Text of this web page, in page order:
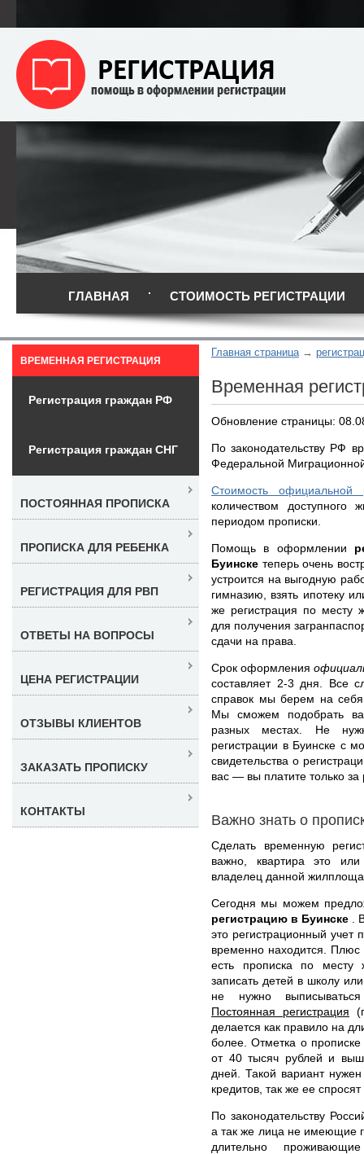
ГЛАВНАЯ СТОИМОСТЬ РЕГИСТРАЦИИ
Главная страница
Временная
Обновление страницы:
По законодательству РФ
Федеральной
Стоимость официальной
количеством
периодом прописки.
Помощь в оформлении
Буинске теперь очень
устроится на выгодную
гимназию, взять ипотеку
же регистрация по месту
для получения
сдачи на права.
Срок оформления
составляет 2-3 дня. Все
справок мы берем на
Мы сможем подобрать
разных местах. Не
регистрации в Буинске с
свидетельства о
вас — вы платите только за
Важно знать о
Сделать временную
важно, квартира это
владелец данной
Сегодня мы можем
регистрацию в Буинске
.
это регистрационный учет
временно находится. Плюс
есть прописка по
записать детей в школу
не нужно
Постоянная регистрация
делается как правило на
более. Отметка о прописке
от 40 тысяч рублей и
дней. Такой вариант
кредитов, так же ее
По законодательству
а так же лица не имеющие
длительно
ВРЕМЕННАЯ РЕГИСТРАЦИЯ
Регистрация граждан РФ
Регистрация граждан СНГ
ПОСТОЯННАЯ ПРОПИСКА
ПРОПИСКА ДЛЯ РЕБЕНКА
РЕГИСТРАЦИЯ ДЛЯ РВП
ОТВЕТЫ НА ВОПРОСЫ
ЦЕНА РЕГИСТРАЦИИ
ОТЗЫВЫ КЛИЕНТОВ
ЗАКАЗАТЬ ПРОПИСКУ
КОНТАКТЫ